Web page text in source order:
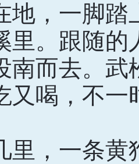
地，一脚
里。跟随的
南而去。
又喝，不
，一条黄